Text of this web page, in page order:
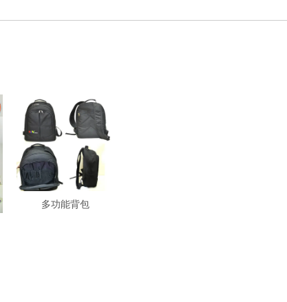
多功能背包